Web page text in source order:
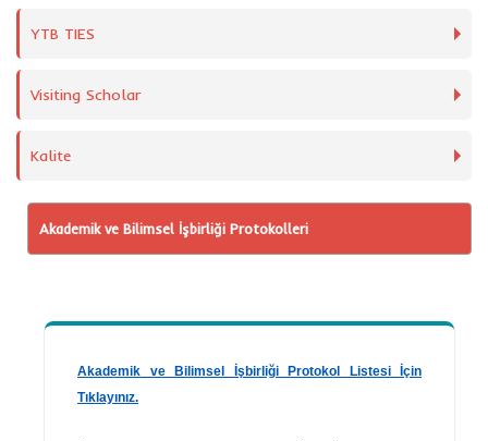
YTB TIES
Visiting Scholar
Kalite
Akademik ve Bilimsel İşbirliği Protokolleri
Akademik ve Bilimsel İşbirliği Protokol Listesi İçin
Tıklayınız.